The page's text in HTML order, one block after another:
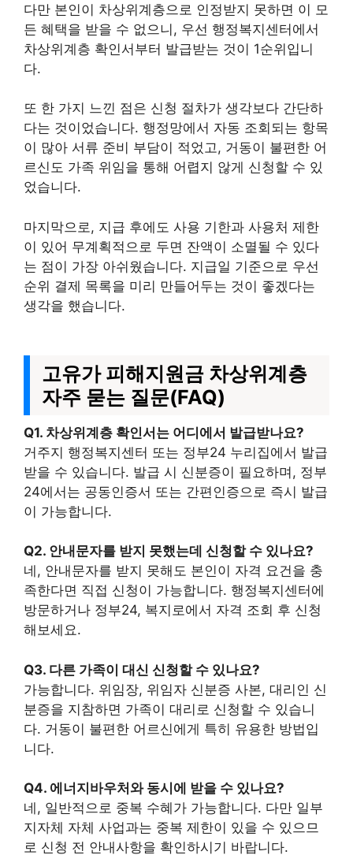
다만 본인이 차상위계층으로 인정받지 못하면 이 모
든 혜택을 받을 수 없으니, 우선 행정복지센터에서
차상위계층 확인서부터 발급받는 것이 1순위입니
다.
또 한 가지 느낀 점은 신청 절차가 생각보다 간단하
다는 것이었습니다. 행정망에서 자동 조회되는 항목
이 많아 서류 준비 부담이 적었고, 거동이 불편한 어
르신도 가족 위임을 통해 어렵지 않게 신청할 수 있
었습니다.
마지막으로, 지급 후에도 사용 기한과 사용처 제한
이 있어 무계획적으로 두면 잔액이 소멸될 수 있다
는 점이 가장 아쉬웠습니다. 지급일 기준으로 우선
순위 결제 목록을 미리 만들어두는 것이 좋겠다는
생각을 했습니다.
고유가 피해지원금 차상위계층
자주 묻는 질문(FAQ)
Q1. 차상위계층 확인서는 어디에서 발급받나요?
거주지 행정복지센터 또는 정부24 누리집에서 발급
받을 수 있습니다. 발급 시 신분증이 필요하며, 정부
24에서는 공동인증서 또는 간편인증으로 즉시 발급
이 가능합니다.
Q2. 안내문자를 받지 못했는데 신청할 수 있나요?
네, 안내문자를 받지 못해도 본인이 자격 요건을 충
족한다면 직접 신청이 가능합니다. 행정복지센터에
방문하거나 정부24, 복지로에서 자격 조회 후 신청
해보세요.
Q3. 다른 가족이 대신 신청할 수 있나요?
가능합니다. 위임장, 위임자 신분증 사본, 대리인 신
분증을 지참하면 가족이 대리로 신청할 수 있습니
다. 거동이 불편한 어르신에게 특히 유용한 방법입
니다.
Q4. 에너지바우처와 동시에 받을 수 있나요?
네, 일반적으로 중복 수혜가 가능합니다. 다만 일부
지자체 자체 사업과는 중복 제한이 있을 수 있으므
로 신청 전 안내사항을 확인하시기 바랍니다.